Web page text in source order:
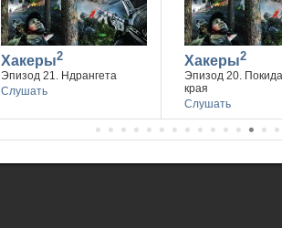
Хакеры2
Эпизод 21. Ндрангета
Слушать
Хакеры2
Эпизод 20.
края
Слушать